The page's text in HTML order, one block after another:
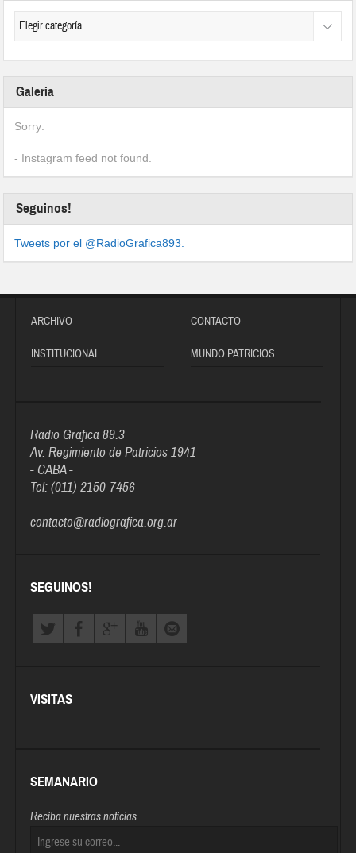
Galeria
Sorry:
- Instagram feed not found.
Seguinos!
Tweets por el @RadioGrafica893.
ARCHIVO CONTACTO
INSTITUCIONAL MUNDO PATRICIOS
Radio Grafica 89.3
Av. Regimiento de Patricios 1941
- CABA -
Tel: (011) 2150-7456
contacto@radiografica.org.ar
SEGUINOS!
VISITAS
SEMANARIO
Reciba nuestras noticias